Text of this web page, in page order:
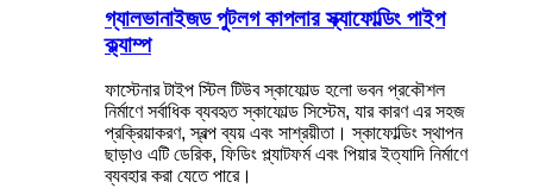
গ্যালভানাইজড পুটলগ কাপলার স্ক্যাফোল্ডিং পাইপ
ক্ল্যাম্প
ফাস্টেনার টাইপ স্টিল টিউব স্কাফোল্ড হলো ভবন প্রকৌশল
নির্মাণে সর্বাধিক ব্যবহৃত স্কাফোল্ড সিস্টেম, যার কারণ এর সহজ
প্রক্রিয়াকরণ, স্বল্প ব্যয় এবং সাশ্রয়ীতা। স্কাফোল্ডিং স্থাপন
ছাড়াও এটি ডেরিক, ফিডিং প্ল্যাটফর্ম এবং পিয়ার ইত্যাদি নির্মাণে
ব্যবহার করা যেতে পারে।